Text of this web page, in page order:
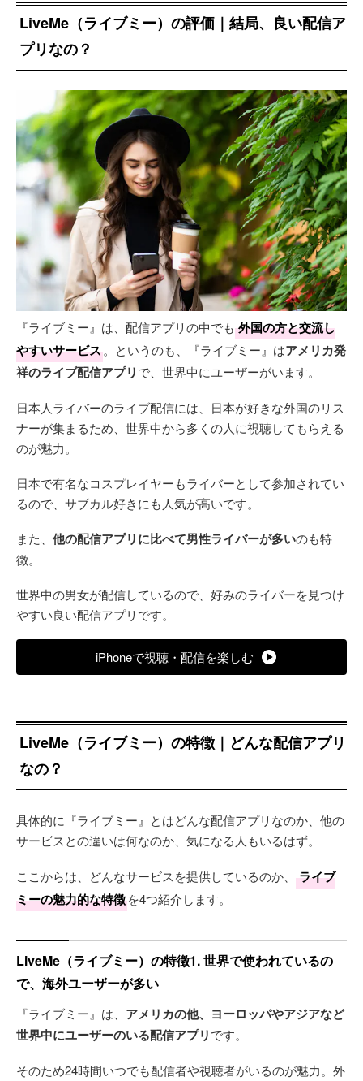
LiveMe（ライブミー）の評価｜結局、良い配信ア
プリなの？
『ライブミー』は、配信アプリの中でも 外国の方と交流し
やすいサービス。というのも、『ライブミー』はアメリカ発
祥のライブ配信アプリで、世界中にユーザーがいます。
日本人ライバーのライブ配信には、日本が好きな外国のリス
ナーが集まるため、世界中から多くの人に視聴してもらえる
のが魅力。
日本で有名なコスプレイヤーもライバーとして参加されてい
るので、サブカル好きにも人気が高いです。
また、 他の配信アプリに比べて男性ライバーが多いのも特
徴。
世界中の男女が配信しているので、好みのライバーを見つけ
やすい良い配信アプリです。
iPhoneで視聴・配信を楽しむ
LiveMe（ライブミー）の特徴｜どんな配信アプリ
なの？
具体的に『ライブミー』とはどんな配信アプリなのか、他の
サービスとの違いは何なのか、気になる人もいるはず。
ここからは、どんなサービスを提供しているのか、
ライブ
ミーの魅力的な特徴を4つ紹介します。
LiveMe（ライブミー）の特徴1. 世界で使われているの
で、海外ユーザーが多い
『ライブミー』は、 アメリカの他、ヨーロッパやアジアなど
世界中にユーザーのいる配信アプリです。
そのため24時間いつでも配信者や視聴者がいるのが魅力。外